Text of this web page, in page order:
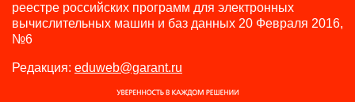
реестре российских программ для электронных
вычислительных машин и баз данных 20 Февраля 2016,
№6
Редакция: eduweb@garant.ru